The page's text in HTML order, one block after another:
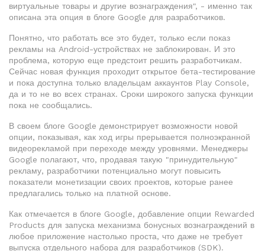
виртуальные товары и другие вознаграждения", - именно так
описана эта опция в блоге Google для разработчиков.
Понятно, что работать все это будет, только если показ
рекламы на Android-устройствах не заблокирован. И это
проблема, которую еще предстоит решить разработчикам.
Сейчас новая функция проходит открытое бета-тестирование
и пока доступна только владельцам аккаунтов Play Console,
да и то не во всех странах. Сроки широкого запуска функции
пока не сообщались.
В своем блоге Google демонстрирует возможности новой
опции, показывая, как ход игры прерывается полноэкранной
видеорекламой при переходе между уровнями. Менеджеры
Google полагают, что, продавая такую "принудительную"
рекламу, разработчики потенциально могут повысить
показатели монетизации своих проектов, которые ранее
предлагались только на платной основе.
Как отмечается в блоге Google, добавление опции Rewarded
Products для запуска механизма бонусных вознаграждений в
любое приложение настолько проста, что даже не требует
выпуска отдельного набора для разработчиков (SDK).